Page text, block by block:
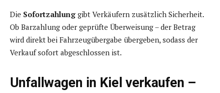
Die Sofortzahlung gibt Verkäufern zusätzlich Sicherheit.
Ob Barzahlung oder geprüfte Überweisung – der Betrag
wird direkt bei Fahrzeugübergabe übergeben, sodass der
Verkauf sofort abgeschlossen ist.
Unfallwagen in Kiel verkaufen –